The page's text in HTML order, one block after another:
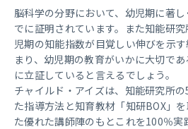
脳科学の分野において、幼児期に著
でに証明されています。また知能研
児期の知能指数が目覚しい伸びを示
まり、幼児期の教育がいかに大切で
に立証していると言えるでしょう。
チャイルド・アイズは、知能研究所
た指導方法と知育教材「知研BOX」
た優れた講師陣のもとこれを100％実